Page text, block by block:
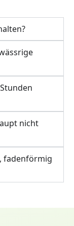
nicht
fadenförmig